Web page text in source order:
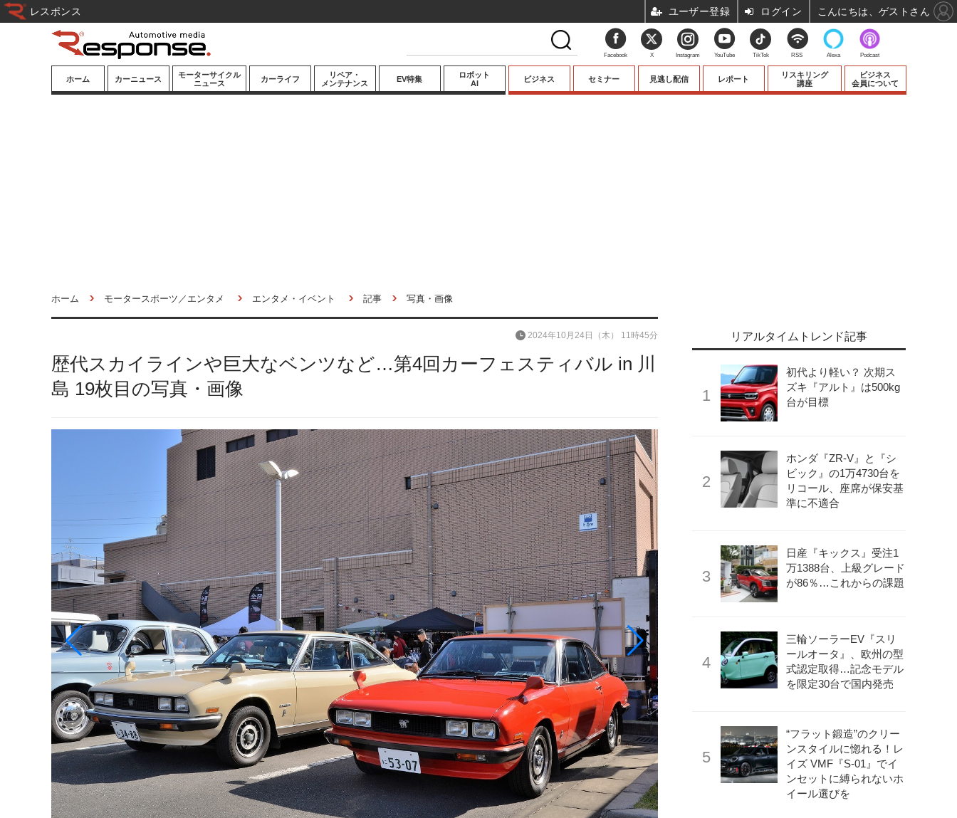
ホーム カーニュース
モーターサイクル
ニュース
カーライフ
リペア・
メンテナンス
EV特集
ロボット
AI
ビジネス セミナー 見逃し配信 レポート
リスキリング
講座
ビジネス
会員について
ホーム モータースポーツ／エンタメ エンタメ・イベント 記事 写真・画像
歴代スカイラインや巨大なベンツなど…第4回カーフェスティバル in 川
島 19枚目の写真・画像
2024年10月24日（木） 11時45分 リアルタイムトレンド記事
初代より軽い？ 次期ス
ズキ『アルト』は500kg
台が目標
ホンダ『ZR-V』と『シ
ビック』の1万4730台を
リコール、座席が保安基
準に不適合
日産『キックス』受注1
万1388台、上級グレード
が86％…これからの課題
三輪ソーラーEV『スリ
ールオータ』、欧州の型
式認定取得…記念モデル
を限定30台で国内発売
“フラット鍛造”のクリー
ンスタイルに惚れる！レ
イズ VMF『S-01』でイ
ンセットに縛られないホ
イール選びを
Facebook X Instagram YouTube TikTok RSS Alexa Podcast
レスポンス ユーザー登録 ログイン こんにちは、ゲストさん